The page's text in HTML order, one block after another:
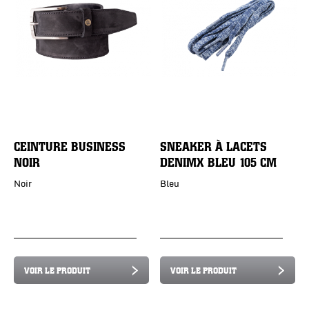
CEINTURE BUSINESS
NOIR
Noir
VOIR LE PRODUIT
SNEAKER À LACETS
DENIMX BLEU 105 CM
Bleu
VOIR LE PRODUIT